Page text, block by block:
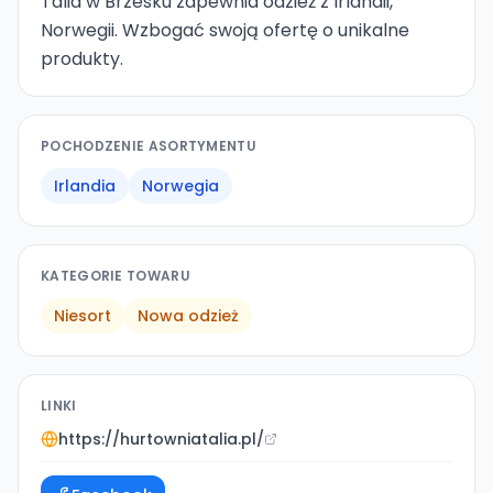
Norwegii. Wzbogać swoją ofertę o unikalne
produkty.
POCHODZENIE ASORTYMENTU
Irlandia Norwegia
KATEGORIE TOWARU
Niesort Nowa odzież
LINKI
https://hurtowniatalia.pl/